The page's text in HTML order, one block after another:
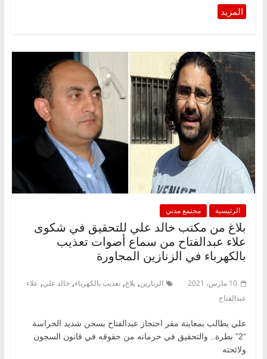
الرئيسية مجتمع مدني
بلاغ من مكتب خالد علي للتحقيق في شكوى
علاء عبدالفتاح من سماع أصوات تعذيب
بالكهرباء في الزنازين المجاورة
10 مارس، 2021 الزنازين, بلاغ, تعذيب بالكهرباء, خالد علي, علاء
عبدالفتاح
علي يطالب بمعاينة مقر احتجاز عبدالفتاح بسجن شديد الحراسة
“2” بطرة.. والتحقيق في حرمانه من حقوقه في قانون السجون
ولائحته